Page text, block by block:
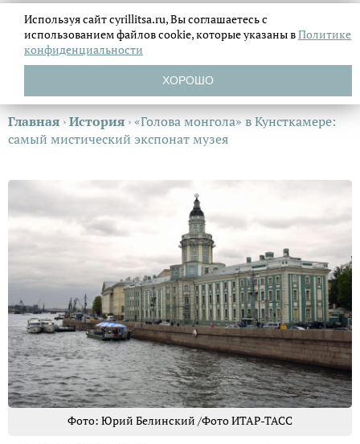
Главная ›История ›«Голова монгола» в Кунсткамере:
самый мистический экспонат музея
Фото: Юрий Белинский /Фото ИТАР-ТАСС
Используя сайт cyrillitsa.ru, Вы соглашаетесь с
использованием файловcookie, которые указаны вПолитике
конфиденциальности
ХОРОШО